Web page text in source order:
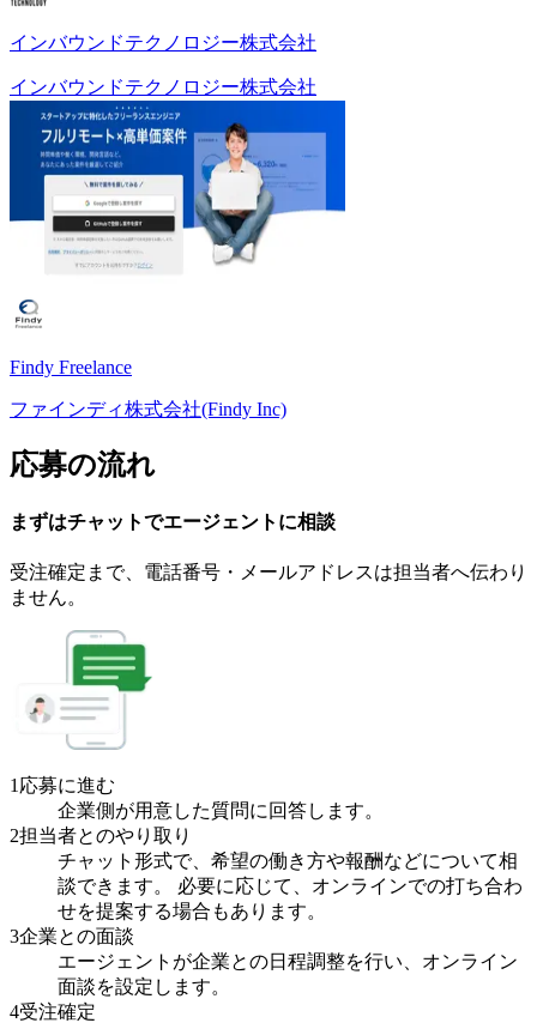
インバウンドテクノロジー株式会社
インバウンドテクノロジー株式会社
Findy Freelance
ファインディ株式会社(Findy Inc)
応募の流れ
まずはチャットでエージェント に相談
受注確定まで、 電話番号・メールアドレスは担当者へ伝わり
ません。
1 応募に進む
企業側が用意した質問に回答します。
2担当者とのやり取り
チャット形式で、希望の働き方や報酬などについて相
談できます。 必要に応じて、オンラインでの打ち合わ
せを提案する場合もあります。
3企業との面談
エージェントが企業との日程調整を行い、オンライン
面談を設定します。
4受注確定